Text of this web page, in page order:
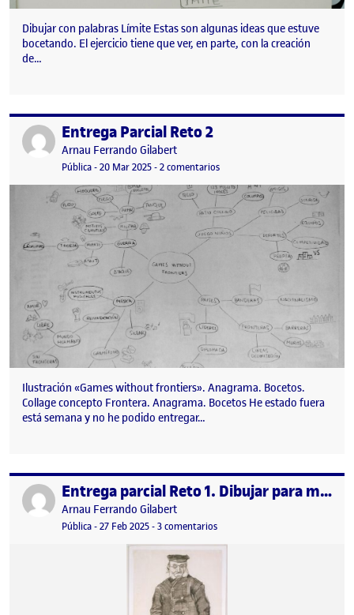
Dibujar con palabras Límite Estas son algunas ideas que estuve
bocetando. El ejercicio tiene que ver, en parte, con la creación
de…
Publicado porEntrega Parcial Reto 2
Publicado por
Arnau Ferrando Gilabert
Visibilidad:
Pública-Fecha de publicación
20 Mar 202523 marzo, 2025 10:35 am
-2 comentariosen Entrega Parcial Reto 2
Ilustración «Games without frontiers». Anagrama. Bocetos.
Collage concepto Frontera. Anagrama. Bocetos He estado fuera
está semana y no he podido entregar…
Publicado por Entrega parcial Reto 1. Dibujar para mirar.
Publicado por
Arnau Ferrando Gilabert
Visibilidad:
Pública-Fecha de publicación
27 Feb 20252 marzo, 2025 8:24 pm
-3 comentariosen Entrega parcial Reto 1.